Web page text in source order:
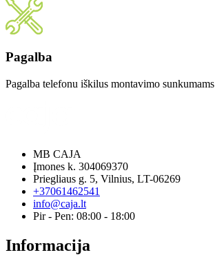
Pagalba
Pagalba telefonu iškilus montavimo sunkumams
MB CAJA
Įmones k. 304069370
Priegliaus g. 5, Vilnius, LT-06269
+37061462541
info@caja.lt
Pir - Pen: 08:00 - 18:00
Informacija